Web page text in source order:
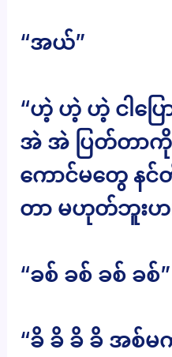
“အယ်”
“ဟဲ့ ဟဲ့ ဟဲ့ ငါပြ
အဲ အဲ ပြတ်တာကို
ကောင်မတွေ နင်
တာ မဟုတ်ဘူးဟ
“ခစ် ခစ် ခစ် ခစ်”
“ခိ ခိ ခိ ခိ အစ်